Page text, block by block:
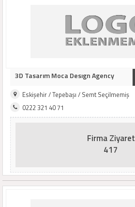
3D Tasarım Moca Desıgn Agency
Eskişehir / Tepebaşı / Semt Seçilmemiş
0222 321 40 71
Firma Ziyaret
417